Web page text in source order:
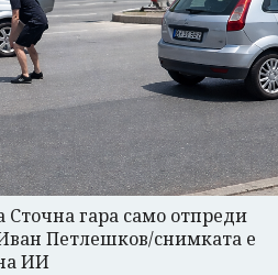
Сточна гара само отпреди
Петлешков/снимката е
ИИ